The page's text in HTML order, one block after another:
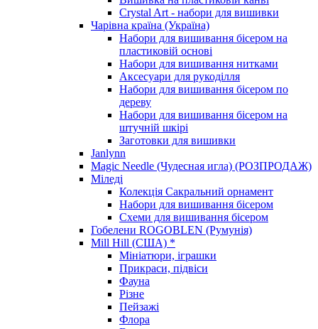
Crystal Art - набори для вишивки
Чарівна країна (Україна)
Набори для вишивання бісером на
пластиковій основі
Набори для вишивання нитками
Аксесуари для рукоділля
Набори для вишивання бісером по
дереву
Набори для вишивання бісером на
штучній шкірі
Заготовки для вишивки
Janlynn
Magic Needle (Чудесная игла) (РОЗПРОДАЖ)
Міледі
Колекція Сакральний орнамент
Набори для вишивання бісером
Схеми для вишивання бісером
Гобелени ROGOBLEN (Румунія)
Mill Hill (США) *
Мініатюри, іграшки
Прикраси, підвіси
Фауна
Різне
Пейзажі
Флора